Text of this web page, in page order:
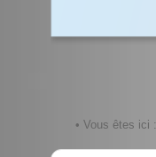
• Vous êtes ici :